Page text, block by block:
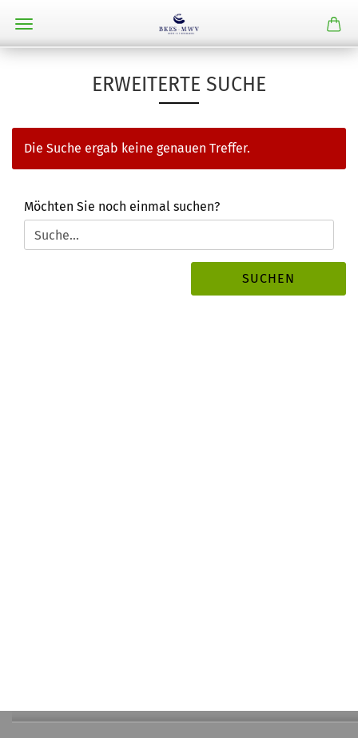
ERWEITERTE SUCHE
Die Suche ergab keine genauen Treffer.
MÖCHTEN
SIE
NOCH
Möchten Sie noch einmal suchen?
SUCHEN